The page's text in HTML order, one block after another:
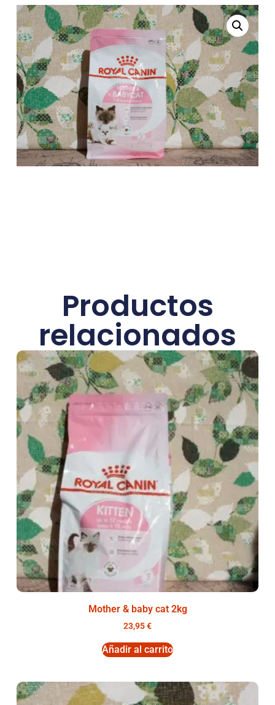
Productos
relacionados
Mother & baby cat 2kg
23,95€
Añadir al carrito